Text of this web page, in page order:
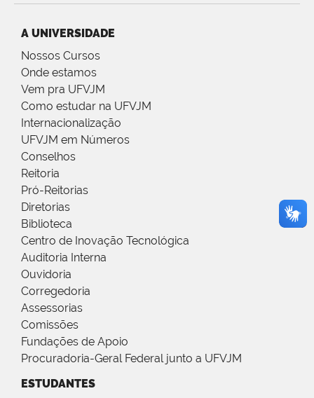
A UNIVERSIDADE
Nossos Cursos
Onde estamos
Vem pra UFVJM
Como estudar na UFVJM
Internacionalização
UFVJM em Números
Conselhos
Reitoria
Pró-Reitorias
Diretorias
Biblioteca
Centro de Inovação Tecnológica
Auditoria Interna
Ouvidoria
Corregedoria
Assessorias
Comissões
Fundações de Apoio
Procuradoria-Geral Federal junto a UFVJM
ESTUDANTES